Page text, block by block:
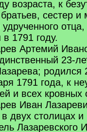
возраста, к
сестер и
1791 году.
Артемий
23-
родился
1791 года, к
и всех кровных
Иван
двух столицах и
Лазаревского